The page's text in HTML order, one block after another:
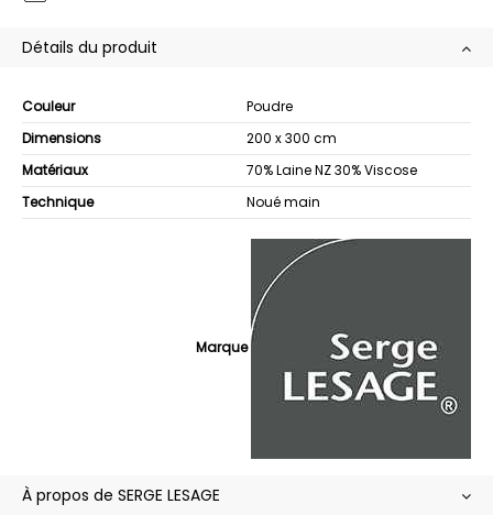
Détails du produit
Couleur
Poudre
Dimensions
200 x 300 cm
Matériaux
70% Laine NZ 30% Viscose
Technique
Noué main
Marque
À propos de SERGE LESAGE